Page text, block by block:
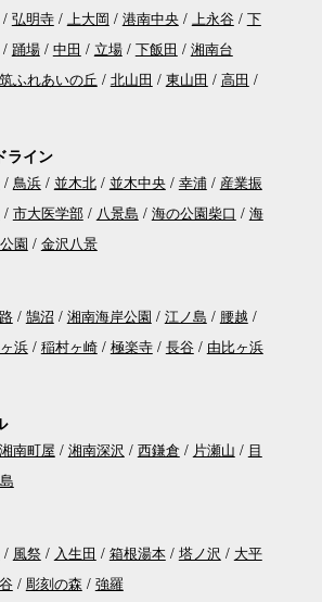
弘明寺 上大岡 港南中央 上永谷
下
踊場 中田 立場 下飯田
湘南台
ふれあいの丘 北山田 東山田
高田
ライン
鳥浜 並木北 並木中央 幸浦
産業振
市大医学部 八景島 海の公園柴口
海
園 金沢八景
鵠沼 湘南海岸公園 江ノ島
腰越
浜 稲村ヶ崎 極楽寺 長谷
由比ヶ浜
湘南町屋 湘南深沢 西鎌倉 片瀬山
目
風祭 入生田 箱根湯本 塔ノ沢
大平
彫刻の森
強羅